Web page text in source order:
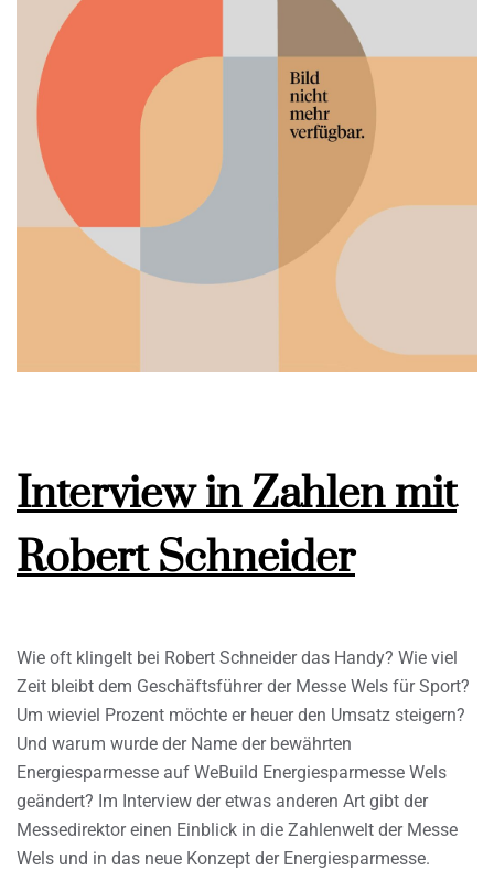
Interview in Zahlen mit
Robert Schneider
Wie oft klingelt bei Robert Schneider das Handy? Wie viel
Zeit bleibt dem Geschäftsführer der Messe Wels für Sport?
Um wieviel Prozent möchte er heuer den Umsatz steigern?
Und warum wurde der Name der bewährten
Energiesparmesse auf WeBuild Energiesparmesse Wels
geändert? Im Interview der etwas anderen Art gibt der
Messedirektor einen Einblick in die Zahlenwelt der Messe
Wels und in das neue Konzept der Energiesparmesse.